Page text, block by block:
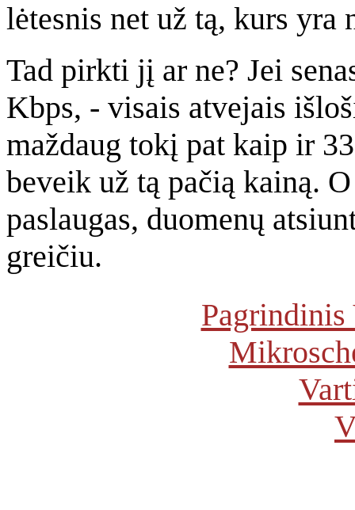
lėtesnis net už tą, kurs yra
Tad pirkti jį ar ne? Jei
Kbps, - visais atvejais
maždaug tokį pat kaip ir
beveik už tą pačią kainą.
paslaugas, duomenų
greičiu.